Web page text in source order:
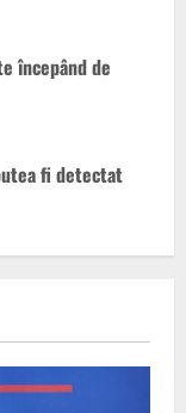
începând de
fi detectat